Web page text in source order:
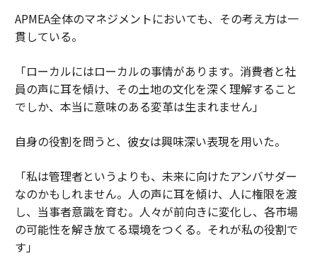
APMEA全体のマネジメントにおいても、その考え方は一
貫している。
「ローカルにはローカルの事情があります。消費者と社
員の声に耳を傾け、その土地の文化を深く理解すること
でしか、本当に意味のある変革は生まれません」
自身の役割を問うと、彼女は興味深い表現を用いた。
「私は管理者というよりも、未来に向けたアンバサダー
なのかもしれません。人の声に耳を傾け、人に権限を渡
し、当事者意識を育む。人々が前向きに変化し、各市場
の可能性を解き放てる環境をつくる。それが私の役割で
す」